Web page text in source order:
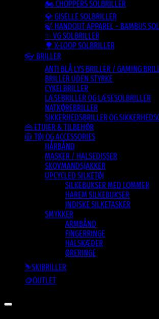
🏍️ CHOPPERS SOLBRILLER
💎 GISELLE SOLBRILLER
🍃 HANDOUT APPAREL – BAMBUS
✨ VG SOLBRILLER
🌳 X-LOOP SOLBRILLER
👓 BRILLER
ANTI BLÅ LYS BRILLER / GAMING
BRILLER UDEN STYRKE
CYKELBRILLER
LÆSEBRILLER OG LÆSESOLBRILLER
NATKØREBRILLER
SIKKERHEDSBRILLER OG
👜 ETUIER & TILBEHØR
🧥 TØJ OG ACCESSORIES
HÅRBÅND
MASKER / HALSEDISSER
SKOVMANDSJAKKER
UPCYCLED SILKETØJ
SILKEBUKSER MED LOMMER
HAREM SILKEBUKSER
INDISKE SILKETASKER
SMYKKER
ARMBÅND
FINGERRINGE
HALSKÆDER
ØRERINGE
⛷️SKIBRILLER
🪙OUTLET